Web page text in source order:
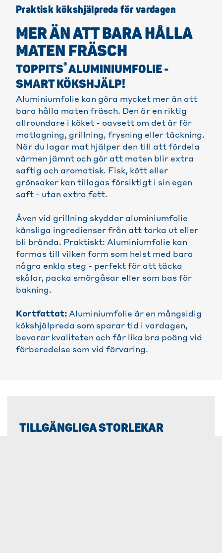
Praktisk kökshjälpreda för vardagen
MER ÄN ATT BARA HÅLLA
MATEN FRÄSCH
TOPPITS®ALUMINIUMFOLIE -
SMART KÖKSHJÄLP!
Aluminiumfolie kan göra mycket mer än att
bara hålla maten fräsch. Den är en riktig
allroundare i köket - oavsett om det är för
matlagning, grillning, frysning eller täckning.
När du lagar mat hjälper den till att fördela
värmen jämnt och gör att maten blir extra
saftig och aromatisk. Fisk, kött eller
grönsaker kan tillagas försiktigt i sin egen
saft - utan extra fett.
Även vid grillning skyddar aluminiumfolie
känsliga ingredienser från att torka ut eller
bli brända. Praktiskt: Aluminiumfolie kan
formas till vilken form som helst med bara
några enkla steg - perfekt för att täcka
skålar, packa smörgåsar eller som bas för
bakning.
Kortfattat: Aluminiumfolie är en mångsidig
kökshjälpreda som sparar tid i vardagen,
bevarar kvaliteten och får lika bra poäng vid
förberedelse som vid förvaring.
TILLGÄNGLIGA STORLEKAR